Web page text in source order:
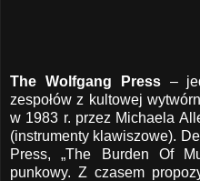
The Wolfgang Press–
zespołów z kultowej
w 1983 r. przez Michaela
(instrumenty klawiszowe).
Press, „The Burden Of
punkowy. Z czasem